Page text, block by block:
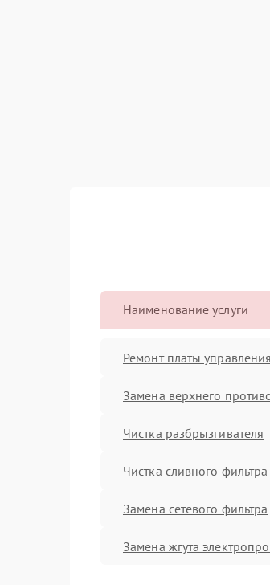
Наименование услуги
Ремонт платы
Замена верхнего
Чистка разбрызгивателя
Чистка сливного фильтра
Замена сетевого фильтра
Замена жгута